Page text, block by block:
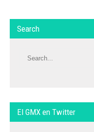
Search
El GMX en Twitter